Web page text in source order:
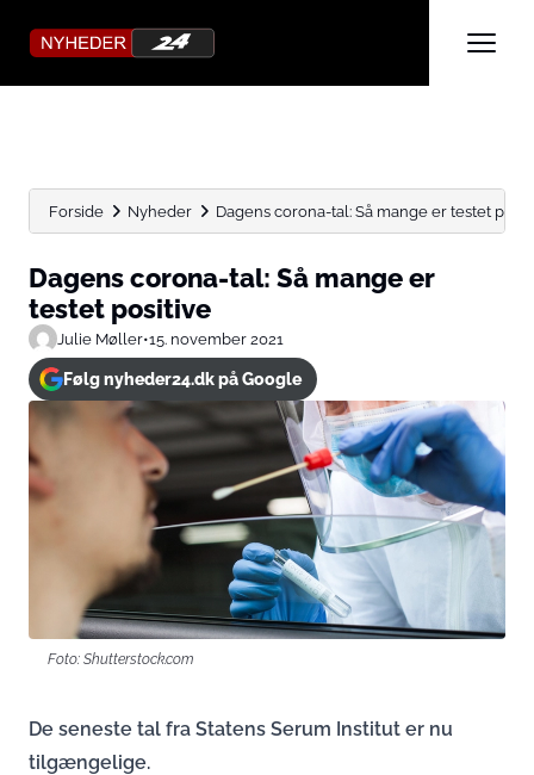
Forside Nyheder Dagens corona-tal: Så mange er testet
Dagens corona-tal: Så mange er
testet positive
Julie Møller•15. november 2021
Følg nyheder24.dk på Google
Foto: Shutterstock.com
De seneste tal fra Statens Serum Institut er nu
tilgængelige.